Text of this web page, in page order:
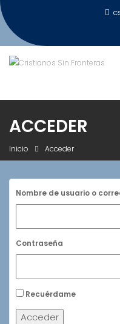
Saltar
al
contenido
ACCEDER
Inicio Acceder
Nombre de usuario o
Contraseña
Recuérdame
Acceder